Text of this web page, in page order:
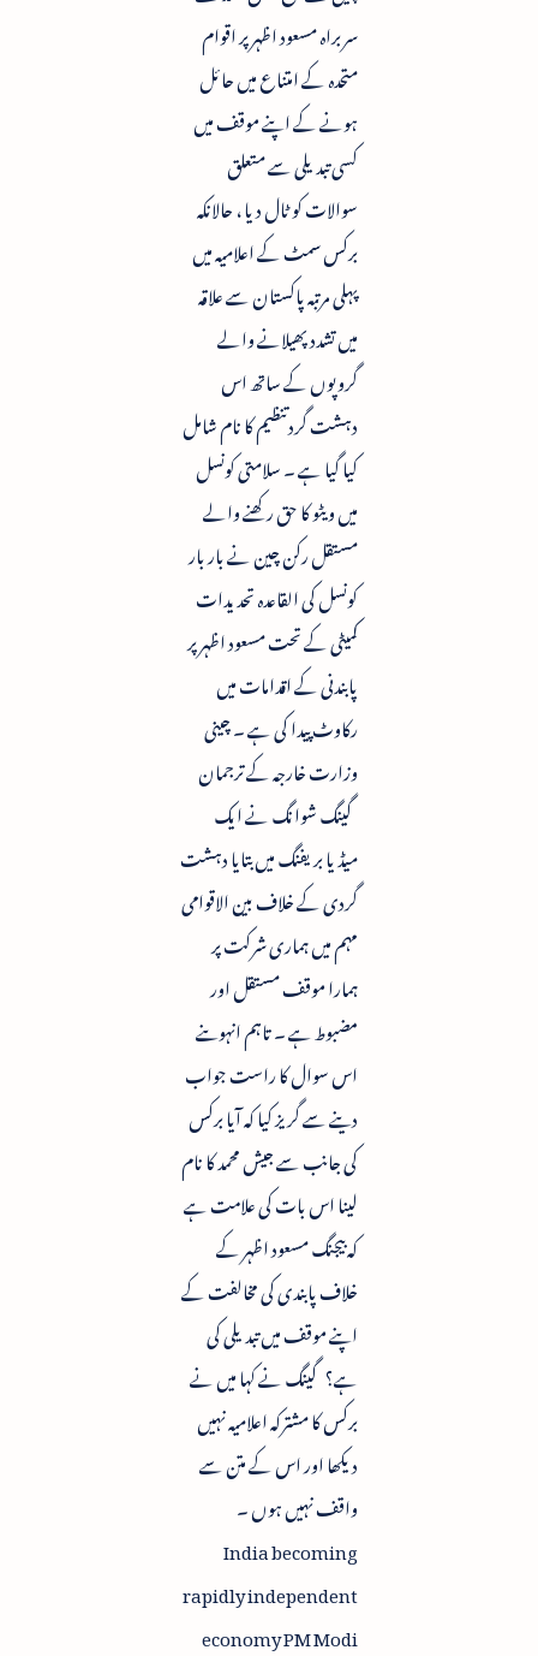
سربراہ مسعود اظہر پر اقوام
متحدہ کے امتناع میں حائل
ہونے کے اپنے موقف میں
کسی تبدیلی سے متعلق
سوالات کو ٹال دیا ، حالانکہ
برکس سمٹ کے اعلامیہ میں
پہلی مرتبہ پاکستان سے علاقہ
میں تشدد پھیلانے والے
گروپوں کے ساتھ اس
دہشت گرد تنظیم کا نام شامل
کیا گیا ہے ۔ سلامتی کونسل
میں ویٹو کا حق رکھنے والے
مستقل رکن چین نے بار بار
کونسل کی القاعدہ تحدیدات
کمیٹی کے تحت مسعود اظہر پر
پابندنی کے اقدامات میں
رکاوٹ پیدا کی ہے ۔ چینی
وزارت خارجہ کے ترجمان
گینگ شوانگ نے ایک
میڈیا بریفنگ میں بتایا دہشت
گردی کے خلاف بین الاقوامی
مہم میں ہماری شرکت پر
ہمارا موقف مستقل اور
مضبوط ہے ۔ تاہم انہوںنے
اس سوال کا راست جواب
دینے سے گریز کیا کہ آیا برکس
کی جانب سے جیش محمد کا نام
لینا اس بات کی علامت ہے
کہ بیجنگ مسعود اظہر کے
خلاف پابندی کی مخالفت کے
اپنے موقف میں تبدیلی کی
ہے؟ گینگ نے کہا میں نے
برکس کا مشترکہ اعلامیہ نہیں
دیکھا اور اس کے متن سے
واقف نہیں ہوں ۔
India becoming
rapidly independent
economy PM Modi